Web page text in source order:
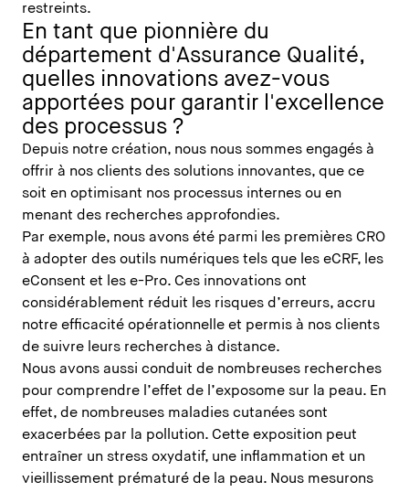
restreints.
En tant que pionnière du
département d'Assurance Qualité,
quelles innovations avez-vous
apportées pour garantir l'excellence
des processus ?
Depuis notre création, nous nous sommes engagés à
offrir à nos clients des solutions innovantes, que ce
soit en optimisant nos processus internes ou en
menant des recherches approfondies.
Par exemple, nous avons été parmi les premières CRO
à adopter des outils numériques tels que les eCRF, les
eConsent et les e-Pro. Ces innovations ont
considérablement réduit les risques d’erreurs, accru
notre efficacité opérationnelle et permis à nos clients
de suivre leurs recherches à distance.
Nous avons aussi conduit de nombreuses recherches
pour comprendre l’effet de l’exposome sur la peau. En
effet, de nombreuses maladies cutanées sont
exacerbées par la pollution. Cette exposition peut
entraîner un stress oxydatif, une inflammation et un
vieillissement prématuré de la peau. Nous mesurons